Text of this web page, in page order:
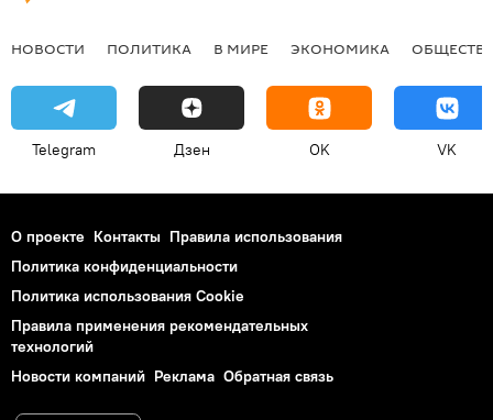
НОВОСТИ ПОЛИТИКА В МИРЕ ЭКОНОМИКА
Telegram Дзен OK VK
О проекте Контакты Правила использования
Политика конфиденциальности
Политика использования Cookie
Правила применения рекомендательных
технологий
Новости компаний Реклама Обратная связь